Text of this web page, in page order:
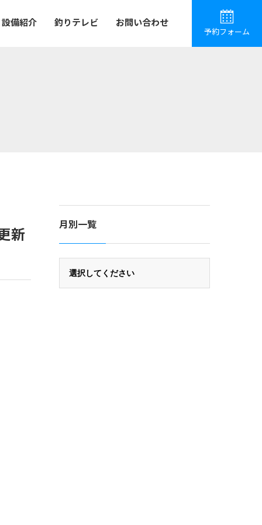
設備紹介 釣りテレビ お問い合わせ
予約フォーム
新
月別一覧